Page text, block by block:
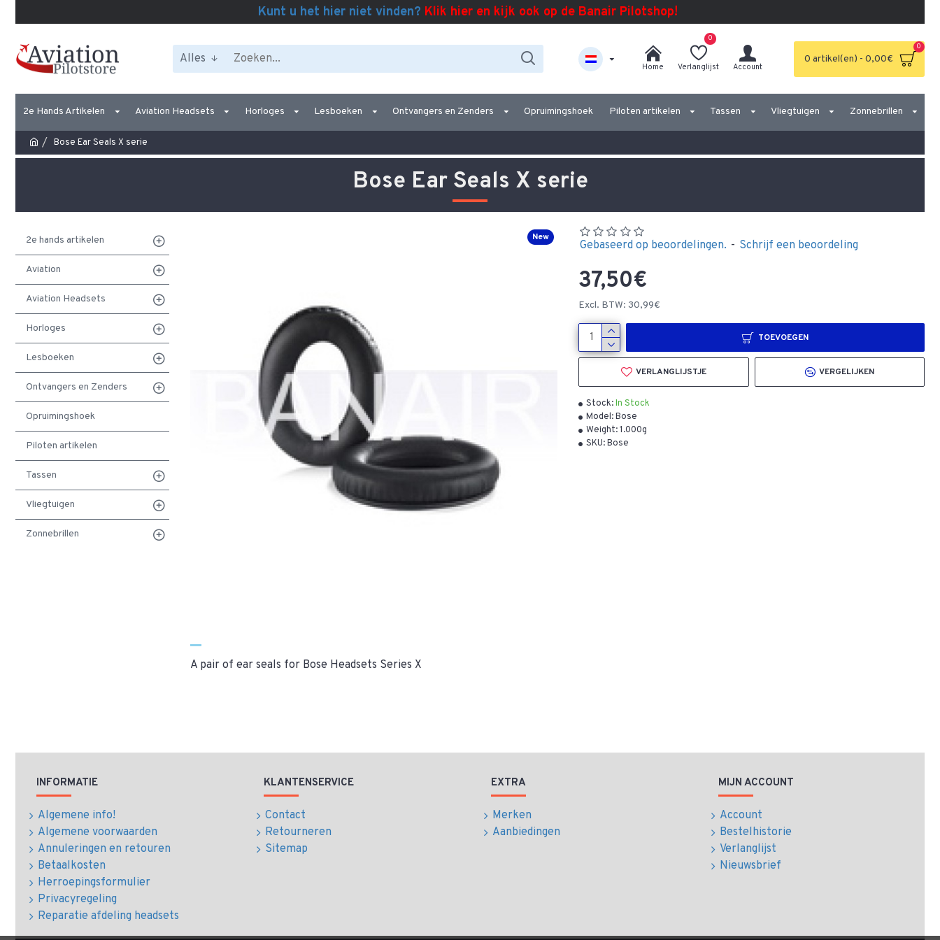
Kunt u het hier niet vinden? Klik hier en kijk ook op de Banair Pilotshop!
Alles
Home Verlanglijst
0
Account
0 artikel(en) - 0,00€
0
2e Hands Artikelen Aviation Headsets Horloges Lesboeken Ontvangers en Zenders Opruimingshoek Piloten artikelen Tassen Vliegtuigen Zonnebrillen
Bose Ear Seals X serie
Bose Ear Seals X serie
2e hands artikelen
Aviation
Aviation Headsets
Horloges
Lesboeken
Ontvangers en Zenders
Opruimingshoek
Piloten artikelen
Tassen
Vliegtuigen
Zonnebrillen
New
Stock:In Stock
Model:Bose
Weight:1.000g
SKU:Bose
Gebaseerd op beoordelingen. - Schrijf een beoordeling
37,50€
Excl. BTW: 30,99€
TOEVOEGEN
VERLANGLIJSTJE VERGELIJKEN
A pair of ear seals for Bose Headsets Series X
INFORMATIE
Algemene info!
Algemene voorwaarden
Annuleringen en retouren
Betaalkosten
Herroepingsformulier
Privacyregeling
Reparatie afdeling headsets
KLANTENSERVICE
Contact
Retourneren
Sitemap
EXTRA
Merken
Aanbiedingen
MIJN ACCOUNT
Account
Bestelhistorie
Verlanglijst
Nieuwsbrief